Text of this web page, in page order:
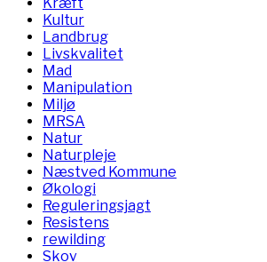
Kultur
Landbrug
Livskvalitet
Mad
Manipulation
Miljø
MRSA
Natur
Naturpleje
Næstved Kommune
Økologi
Reguleringsjagt
Resistens
rewilding
Skov